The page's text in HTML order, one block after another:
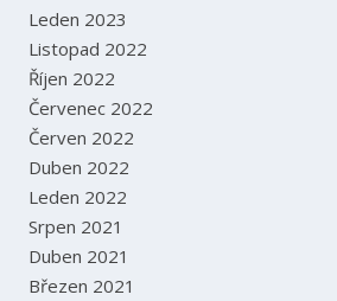
Leden 2023
Listopad 2022
Říjen 2022
Červenec 2022
Červen 2022
Duben 2022
Leden 2022
Srpen 2021
Duben 2021
Březen 2021